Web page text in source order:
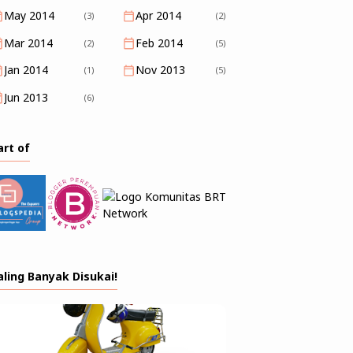
May 2014 (3) Apr 2014 (2)
Mar 2014 (2) Feb 2014 (5)
Jan 2014 (1) Nov 2013 (5)
Jun 2013 (6)
of
Banyak Disukai!